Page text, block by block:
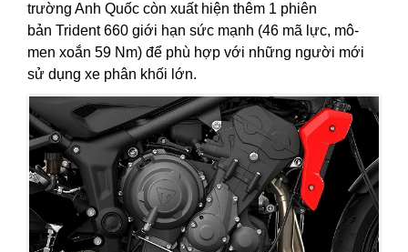
trường Anh Quốc còn xuất hiện thêm 1 phiên
bản Trident 660 giới hạn sức mạnh (46 mã lực, mô-
men xoắn 59 Nm) để phù hợp với những người mới
sử dụng xe phân khối lớn.